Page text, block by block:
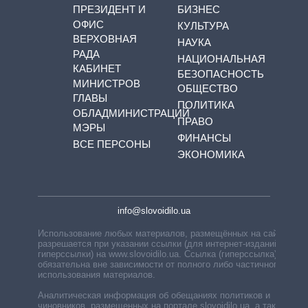
ПРЕЗИДЕНТ И
ОФИС
ВЕРХОВНАЯ
РАДА
КАБИНЕТ
МИНИСТРОВ
ГЛАВЫ
ОБЛАДМИНИСТРАЦИЙ
МЭРЫ
ВСЕ ПЕРСОНЫ
БИЗНЕС
КУЛЬТУРА
НАУКА
НАЦИОНАЛЬНАЯ
БЕЗОПАСНОСТЬ
ОБЩЕСТВО
ПОЛИТИКА
ПРАВО
ФИНАНСЫ
ЭКОНОМИКА
info@slovoidilo.ua
Использование любых материалов, размещённых на сайте,
разрешается при указании ссылки (для интернет-изданий —
гиперссылки) на www.slovoidilo.ua. Ссылка (гиперссылка)
обязательна вне зависимости от полного либо частичного
использования материалов.
Аналитическая информация об обещаниях политиков и
чиновников, размещенных на портале slovoidilo.ua, а также